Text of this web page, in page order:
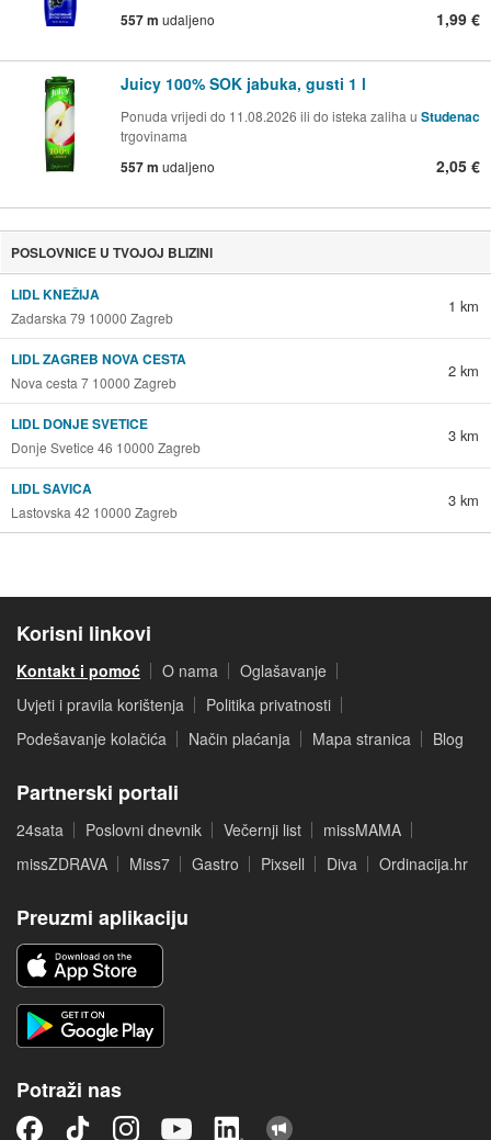
557 m udaljeno 1,99 €
Juicy 100% SOK jabuka, gusti 1 l
Ponuda vrijedi do 11.08.2026 ili do isteka zaliha u Studenac
trgovinama
557 m udaljeno 2,05 €
POSLOVNICE U TVOJOJ BLIZINI
LIDL KNEŽIJA
Zadarska 79 10000 Zagreb
1 km
LIDL ZAGREB NOVA CESTA
Nova cesta 7 10000 Zagreb
2 km
LIDL DONJE SVETICE
Donje Svetice 46 10000 Zagreb
3 km
LIDL SAVICA
Lastovska 42 10000 Zagreb
3 km
Korisni linkovi
Kontakt i pomoć O nama
Oglašavanje
Uvjeti i pravila korištenja
Politika privatnosti
Podešavanje kolačića
Način plaćanja Mapa stranica Blog
Partnerski portali
24sata Poslovni dnevnik Večernji list
missMAMA
missZDRAVA
Miss7 Gastro Pixsell Diva Ordinacija.hr
Preuzmi aplikaciju
Potraži nas